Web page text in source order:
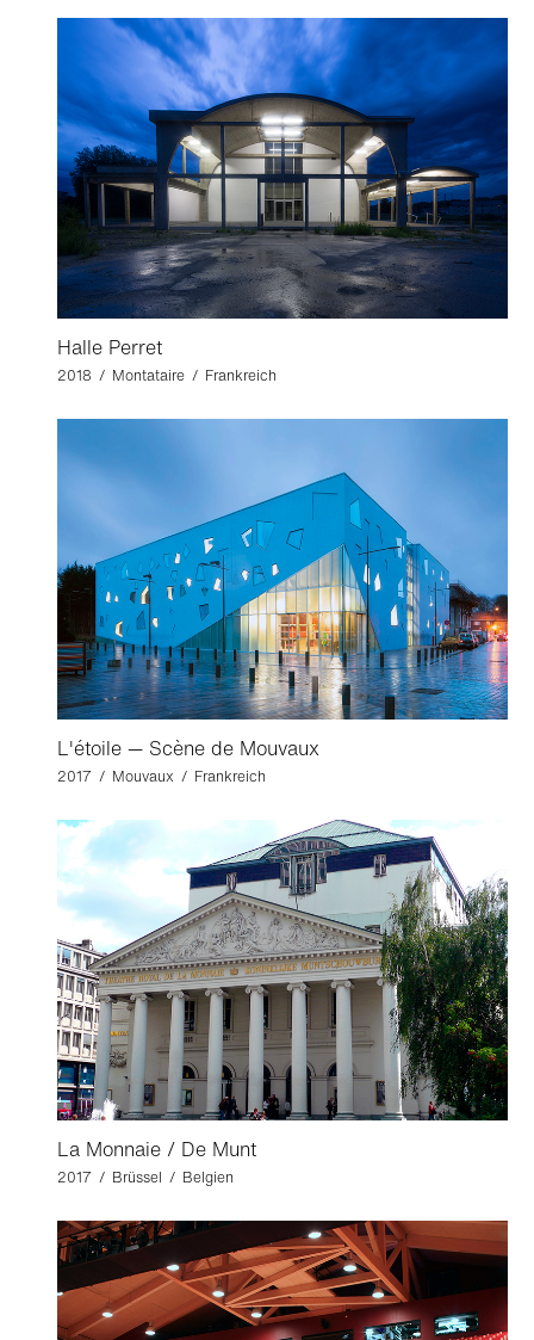
Halle Perret
2018 / Montataire / Frankreich
L'étoile — Scène de Mouvaux
2017 / Mouvaux / Frankreich
La Monnaie / De Munt
2017 / Brüssel / Belgien